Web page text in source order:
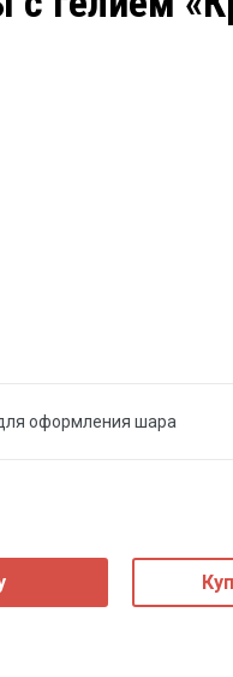
оформления шара